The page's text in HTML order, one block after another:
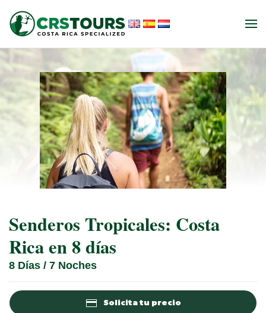
Ir al contenido principal
Senderos Tropicales: Costa
Rica en 8 días
8 Días / 7 Noches
Solicita tu precio